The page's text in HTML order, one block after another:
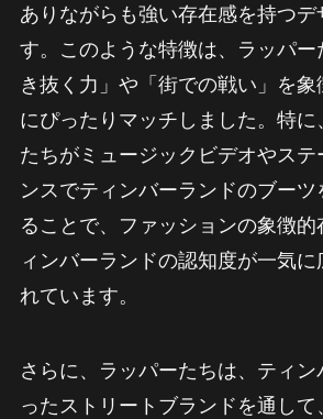
ありながらも強い存在感を持つ
す。このような特徴は、ラッパー
き抜く力」や「街での戦い」を
にぴったりマッチしました。特に
たちがミュージックビデオやステ
ンスでティンバーランドのブー
ることで、ファッションの象徴
ィンバーランドの認知度が一気
れています。
さらに、ラッパーたちは、ティ
ったストリートブランドを通し